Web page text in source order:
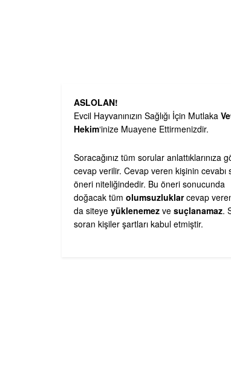
ASLOLAN!
Evcil Hayvanınızın Sağlığı İçin Mutlaka
Hekim‘inize Muayene Ettirmenizdir.
Soracağınız tüm sorular anlattıklarınıza
cevap verilir. Cevap veren kişinin cevabı
öneri niteliğindedir. Bu öneri sonucunda
doğacak tüm olumsuzluklarcevap
da siteye yüklenemez ve suçlanamaz.
soran kişiler şartları kabul etmiştir.